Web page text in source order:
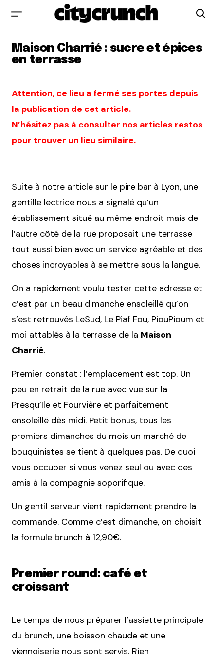
Maison Charrié : sucre et épices
en terrasse
Attention, ce lieu a fermé ses portes depuis
la publication de cet article.
N’hésitez pas à consulter nos articles restos
pour trouver un lieu similaire.
Suite à notre article sur le pire bar à Lyon, une
gentille lectrice nous a signalé qu’un
établissement situé au même endroit mais de
l’autre côté de la rue proposait une terrasse
tout aussi bien avec un service agréable et des
choses incroyables à se mettre sous la langue.
On a rapidement voulu tester cette adresse et
c’est par un beau dimanche ensoleillé qu’on
s’est retrouvés LeSud, Le Piaf Fou, PiouPioum et
moi attablés à la terrasse de la Maison
Charrié.
Premier constat : l’emplacement est top. Un
peu en retrait de la rue avec vue sur la
Presqu’Ile et Fourvière et parfaitement
ensoleillé dès midi. Petit bonus, tous les
premiers dimanches du mois un marché de
bouquinistes se tient à quelques pas. De quoi
vous occuper si vous venez seul ou avec des
amis à la compagnie soporifique.
Un gentil serveur vient rapidement prendre la
commande. Comme c’est dimanche, on choisit
la formule brunch à 12,90€.
Premier round: café et
croissant
Le temps de nous préparer l’assiette principale
du brunch, une boisson chaude et une
viennoiserie nous sont servis. Rien